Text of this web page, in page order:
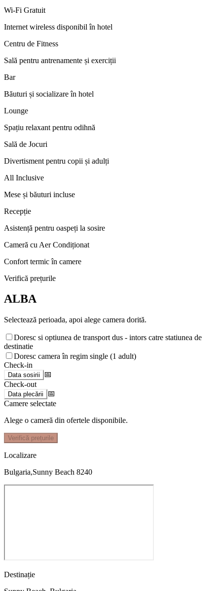
Wi-Fi Gratuit
Internet wireless disponibil în hotel
Centru de Fitness
Sală pentru antrenamente și exerciții
Bar
Băuturi și socializare în hotel
Lounge
Spațiu relaxant pentru odihnă
Sală de Jocuri
Divertisment pentru copii și adulți
All Inclusive
Mese și băuturi incluse
Recepție
Asistență pentru oaspeți la sosire
Cameră cu Aer Condiționat
Confort termic în camere
Verifică prețurile
ALBA
Selectează perioada, apoi alege camera dorită.
Doresc si optiunea de transport dus - intors catre statiunea de
destinatie
Doresc camera în regim single (1 adult)
Check-in
Data sosirii
📅
Check-out
Data plecării
📅
Camere selectate
Alege o cameră din ofertele disponibile.
Verifică prețurile
Localizare
Bulgaria,Sunny Beach 8240
Destinație